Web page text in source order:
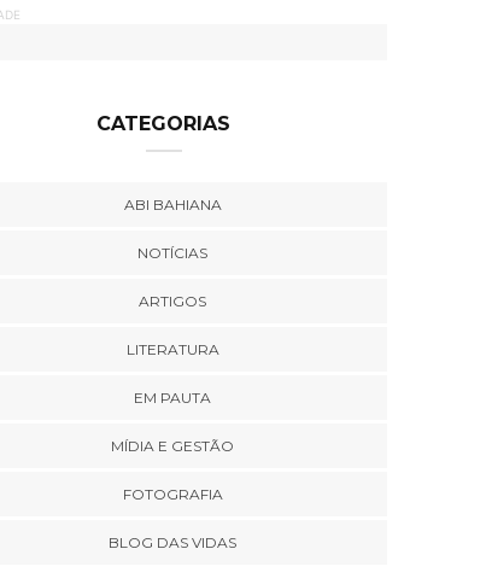
CATEGORIAS
ABI BAHIANA
NOTÍCIAS
ARTIGOS
LITERATURA
EM PAUTA
MÍDIA E GESTÃO
FOTOGRAFIA
BLOG DAS VIDAS